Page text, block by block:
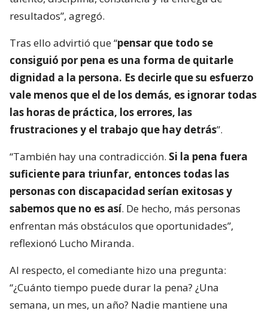
resultados”, agregó.
Tras ello advirtió que “pensar que todo se
consiguió por pena es una forma de quitarle
dignidad a la persona. Es decirle que su esfuerzo
vale menos que el de los demás, es ignorar todas
las horas de práctica, los errores, las
frustraciones y el trabajo que hay detrás”.
“También hay una contradicción. Si la pena fuera
suficiente para triunfar, entonces todas las
personas con discapacidad serían exitosas y
sabemos que no es así. De hecho, más personas
enfrentan más obstáculos que oportunidades”,
reflexionó Lucho Miranda.
Al respecto, el comediante hizo una pregunta:
“¿Cuánto tiempo puede durar la pena? ¿Una
semana, un mes, un año? Nadie mantiene una